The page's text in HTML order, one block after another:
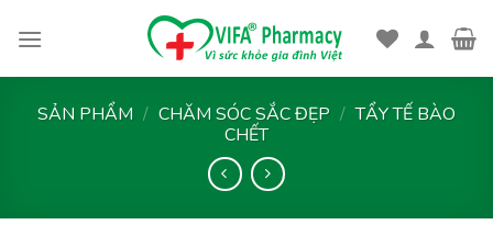
SẢN PHẨM / CHĂM SÓC SẮC ĐẸP / TẨY TẾ BÀO
CHẾT